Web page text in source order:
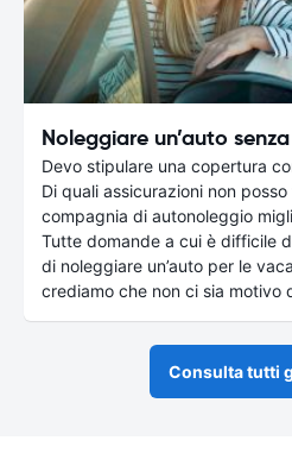
Noleggiare un’auto
Devo stipulare una copertura
Di quali assicurazioni non
compagnia di autonoleggio
Tutte domande a cui è difficile
di noleggiare un’auto per le
crediamo che non ci sia motivo
Consulta tutti